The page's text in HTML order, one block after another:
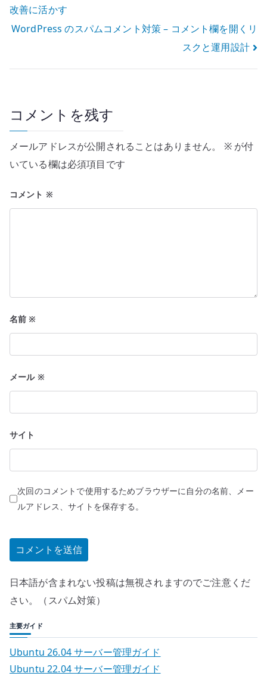
稿
ナ
ビ
ー
シ
ョ
ン
改善に活かす
WordPress のスパムコメント対策 – コメント欄を開くリ
スクと運用設計
コメントを残す
メールアドレスが公開されることはありません。 ※が付
いている欄は必須項目です
コメント ※
名前※
メール ※
サイト
次回のコメントで使用するためブラウザーに自分の名前、メー
ルアドレス、サイトを保存する。
日本語が含まれない投稿は無視されますのでご注意くだ
さい。（スパム対策）
主要ガイド
Ubuntu 26.04 サーバー管理ガイド
Ubuntu 22.04 サーバー管理ガイド